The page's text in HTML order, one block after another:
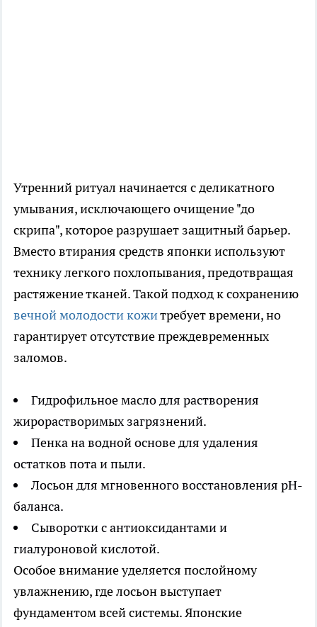
Утренний ритуал начинается с деликатного
умывания, исключающего очищение "до
скрипа", которое разрушает защитный барьер.
Вместо втирания средств японки используют
технику легкого похлопывания, предотвращая
растяжение тканей. Такой подход к сохранению
вечной молодости кожитребует времени, но
гарантирует отсутствие преждевременных
заломов.
Гидрофильное масло для растворения
жирорастворимых загрязнений.
Пенка на водной основе для удаления
остатков пота и пыли.
Лосьон для мгновенного восстановления pH-
баланса.
Сыворотки с антиоксидантами и
гиалуроновой кислотой.
Особое внимание уделяется послойному
увлажнению, где лосьон выступает
фундаментом всей системы. Японские